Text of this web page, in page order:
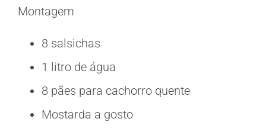
Montagem
8 salsichas
1 litro de água
8 pães para cachorro quente
Mostarda a gosto